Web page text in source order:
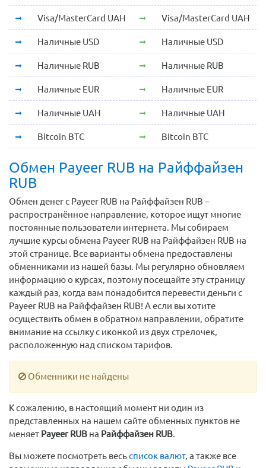
Visa/MasterCard UAH Visa/MasterCard UAH
Наличные USD Наличные USD
Наличные RUB Наличные RUB
Наличные EUR Наличные EUR
Наличные UAH Наличные UAH
Bitcoin BTC Bitcoin BTC
Обмен Payeer RUB на Райффайзен
RUB
Обмен денег с Payeer RUB на Райффайзен RUB –
распространённое направление, которое ищут многие
постоянные пользователи интернета. Мы собираем
лучшие курсы обмена Payeer RUB на Райффайзен RUB на
этой странице. Все варианты обмена предоставлены
обменниками из нашей базы. Мы регулярно обновляем
информацию о курсах, поэтому посещайте эту страницу
каждый раз, когда вам понадобится перевести деньги с
Payeer RUB на Райффайзен RUB! А если вы хотите
осуществить обмен в обратном направлении, обратите
внимание на ссылку с иконкой из двух стрелочек,
расположенную над списком тарифов.
Обменники не найдены
К сожалению, в настоящий момент ни один из
представленных на нашем сайте обменных пунктов не
меняет Payeer RUB на Райффайзен RUB.
Вы можете посмотреть весьсписок валют, а также все